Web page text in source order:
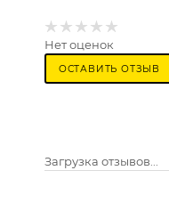
Нет оценок
ОСТАВИТЬ ОТЗЫВ
Загрузка отзывов...